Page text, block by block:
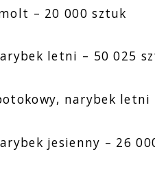
– 20 000 sztuk
letni – 50 025
narybek letni
jesienny – 26